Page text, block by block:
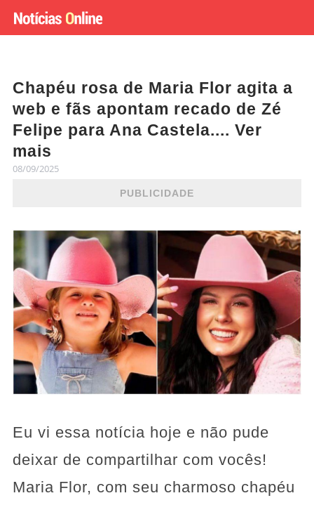
Chapéu rosa de Maria Flor agita a
web e fãs apontam recado de Zé
Felipe para Ana Castela.... Ver
mais
08/09/2025
PUBLICIDADE
Eu vi essa notícia hoje e não pude
deixar de compartilhar com vocês!
Maria Flor, com seu charmoso chapéu